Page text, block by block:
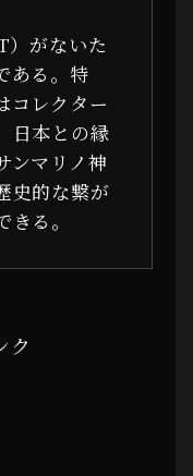
）がないた
ある。特
コレクター
日本との縁
ンマリノ神
史的な繋が
る。
ク